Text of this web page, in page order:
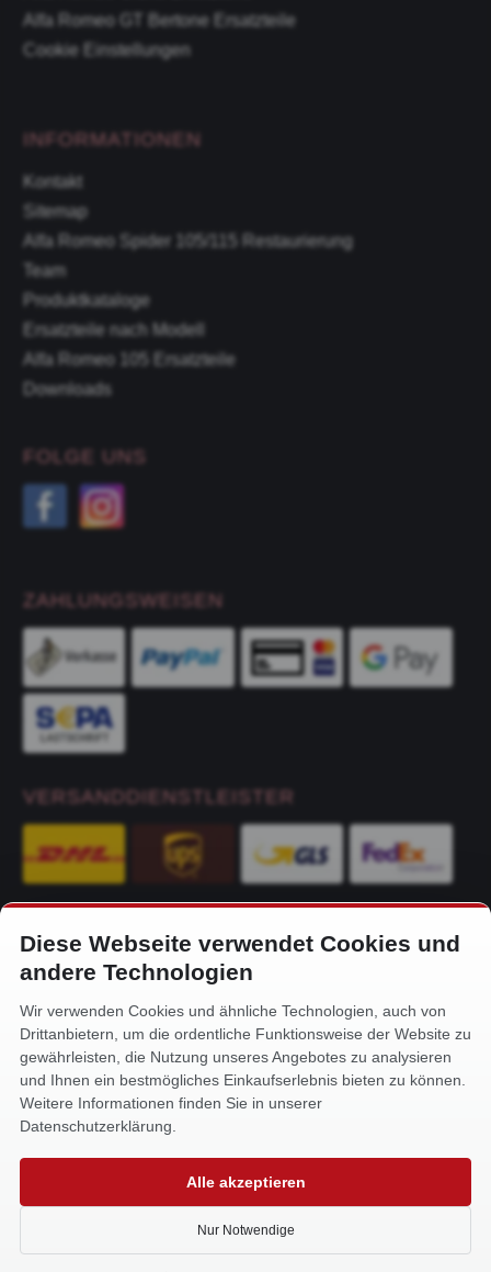
Alfa Romeo GT Bertone Ersatzteile
Cookie Einstellungen
INFORMATIONEN
Kontakt
Sitemap
Alfa Romeo Spider 105/115 Restaurierung
Team
Produktkataloge
Ersatzteile nach Modell
Alfa Romeo 105 Ersatzteile
Downloads
FOLGE UNS
ZAHLUNGSWEISEN
VERSANDDIENSTLEISTER
KONTAKT
Alfa-Service Hurtienne GmbH
Siemensstr. 32
59199 Bönen
+49 (0) 2383 93640
info@alfa-service.com
Whatsapp (no voice calls):
Diese Webseite verwendet Cookies und
andere Technologien
Wir verwenden Cookies und ähnliche Technologien, auch von
Drittanbietern, um die ordentliche Funktionsweise der Website zu
gewährleisten, die Nutzung unseres Angebotes zu analysieren
und Ihnen ein bestmögliches Einkaufserlebnis bieten zu können.
Weitere Informationen finden Sie in unserer
Datenschutzerklärung.
Alle akzeptieren
Nur Notwendige